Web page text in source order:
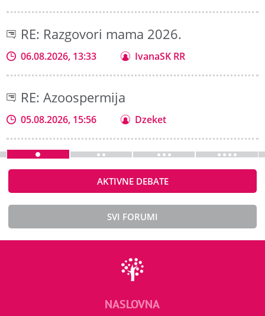
RE: Razgovori mama 2026.
06.08.2026, 13:33 IvanaSK RR
RE: Azoospermija
05.08.2026, 15:56 Dzeket
AKTIVNE DEBATE
SVI FORUMI
NASLOVNA